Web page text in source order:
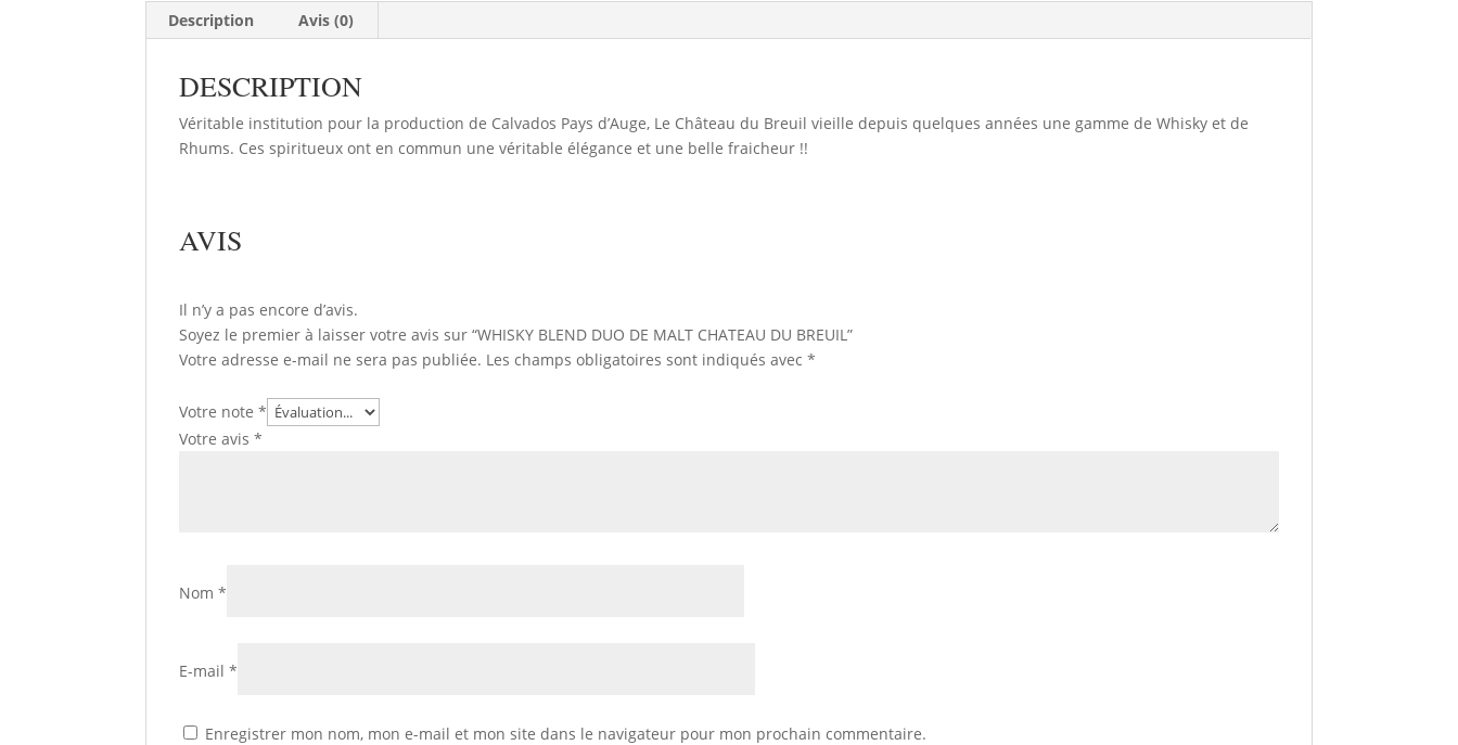
Description Avis (0)
DESCRIPTION
Véritable institution pour la production de Calvados Pays d’Auge, Le Château du Breuil vieille depuis quelques années une gamme de Whisky et de
Rhums. Ces spiritueux ont en commun une véritable élégance et une belle fraicheur !!
AVIS
Il n’y a pas encore d’avis.
Soyez le premier à laisser votre avis sur “WHISKY BLEND DUO DE MALT CHATEAU DU BREUIL”
Votre adresse e-mail ne sera pas publiée. Les champs obligatoires sont indiqués avec*
Votre note*
Votre avis*
Nom*
E-mail*
Enregistrer mon nom, mon e-mail et mon site dans le navigateur pour mon prochain commentaire.